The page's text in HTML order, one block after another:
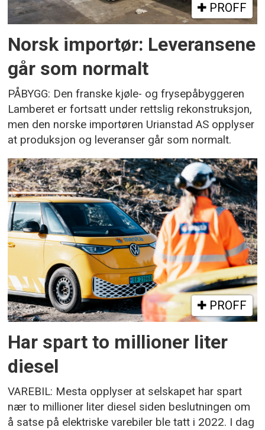
PROFF
Norsk importør: Leveransene
går som normalt
PÅBYGG: Den franske kjøle- og frysepåbyggeren
Lamberet er fortsatt under rettslig rekonstruksjon,
men den norske importøren Urianstad AS opplyser
at produksjon og leveranser går som normalt.
PROFF
Har spart to millioner liter
diesel
VAREBIL: Mesta opplyser at selskapet har spart
nær to millioner liter diesel siden beslutningen om
å satse på elektriske varebiler ble tatt i 2022. I dag